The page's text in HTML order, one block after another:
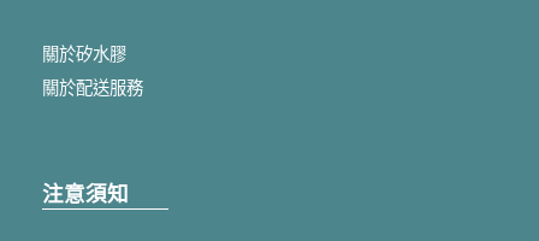
關於矽水膠
關於配送服務
注意須知